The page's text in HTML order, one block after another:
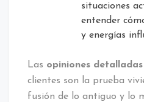
situaciones
entender
y energías
Las opiniones
clientes son la prueba
fusión de lo antiguo y lo